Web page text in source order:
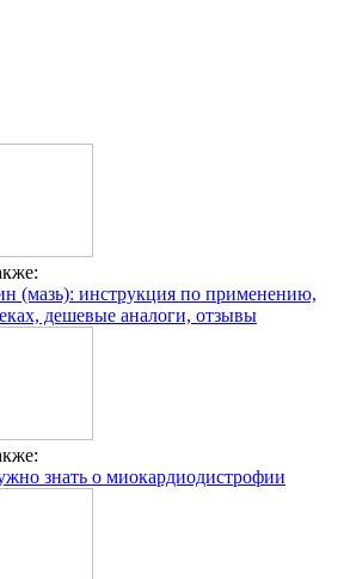
(мазь): инструкция по применению,
дешевые аналоги, отзывы
знать о миокардиодистрофии